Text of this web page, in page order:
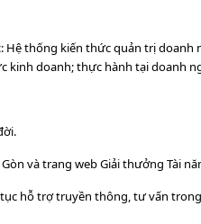
thống kiến thức quản trị doanh
kinh doanh; thực hành tại doanh
và trang web Giải thưởng Tài
hỗ trợ truyền thông, tư vấn